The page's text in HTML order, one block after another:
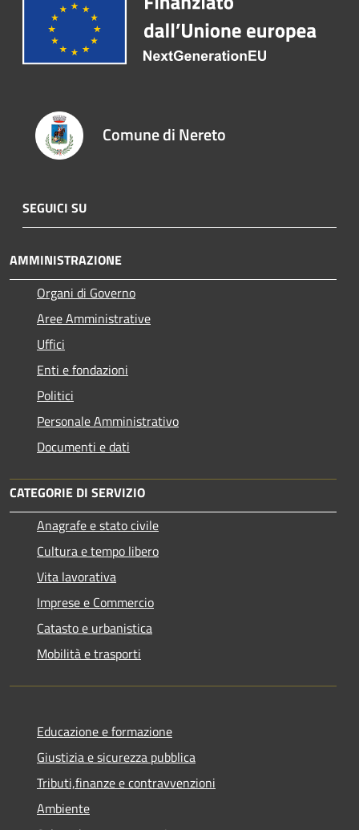
Comune di Nereto
SEGUICI SU
AMMINISTRAZIONE
Organi di Governo
Aree Amministrative
Uffici
Enti e fondazioni
Politici
Personale Amministrativo
Documenti e dati
CATEGORIE DI SERVIZIO
Anagrafe e stato civile
Cultura e tempo libero
Vita lavorativa
Imprese e Commercio
Catasto e urbanistica
Mobilità e trasporti
Educazione e formazione
Giustizia e sicurezza pubblica
Tributi,finanze e contravvenzioni
Ambiente